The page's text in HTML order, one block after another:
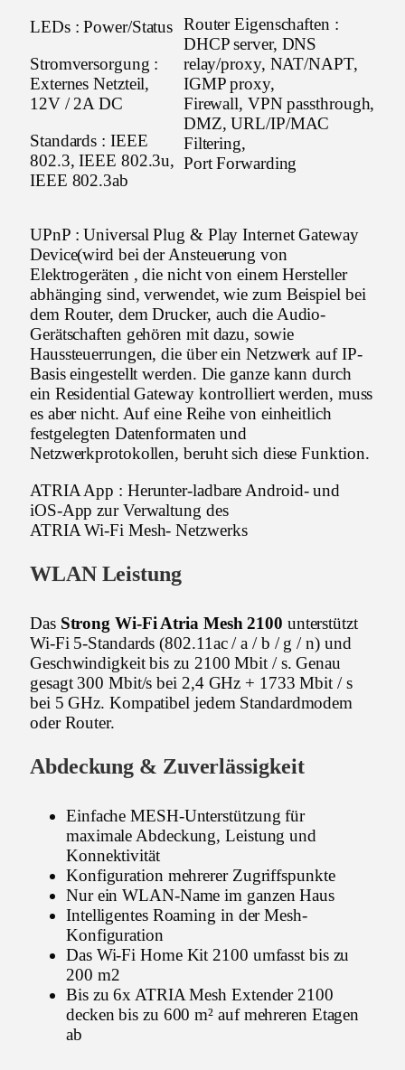
LEDs : Power/Status
Stromversorgung :
Externes Netzteil,
12V / 2A DC
Standards : IEEE
802.3, IEEE 802.3u,
IEEE 802.3ab
Router Eigenschaften :
DHCP server, DNS
relay/proxy, NAT/NAPT,
IGMP proxy,
Firewall, VPN passthrough,
DMZ, URL/IP/MAC
Filtering,
Port Forwarding
UPnP : Universal Plug & Play Internet Gateway
Device(wird bei der Ansteuerung von
Elektrogeräten , die nicht von einem Hersteller
abhänging sind, verwendet, wie zum Beispiel bei
dem Router, dem Drucker, auch die Audio-
Gerätschaften gehören mit dazu, sowie
Haussteuerrungen, die über ein Netzwerk auf IP-
Basis eingestellt werden. Die ganze kann durch
ein Residential Gateway kontrolliert werden, muss
es aber nicht. Auf eine Reihe von einheitlich
festgelegten Datenformaten und
Netzwerkprotokollen, beruht sich diese Funktion.
ATRIA App : Herunter-ladbare Android- und
iOS-App zur Verwaltung des
ATRIA Wi-Fi Mesh- Netzwerks
WLAN Leistung
Das Strong Wi-Fi Atria Mesh 2100 unterstützt
Wi-Fi 5-Standards (802.11ac / a / b / g / n) und
Geschwindigkeit bis zu 2100 Mbit / s. Genau
gesagt 300 Mbit/s bei 2,4 GHz + 1733 Mbit / s
bei 5 GHz. Kompatibel jedem Standardmodem
oder Router.
Abdeckung & Zuverlässigkeit
Einfache MESH-Unterstützung für
maximale Abdeckung, Leistung und
Konnektivität
Konfiguration mehrerer Zugriffspunkte
Nur ein WLAN-Name im ganzen Haus
Intelligentes Roaming in der Mesh-
Konfiguration
Das Wi-Fi Home Kit 2100 umfasst bis zu
200 m2
Bis zu 6x ATRIA Mesh Extender 2100
decken bis zu 600 m² auf mehreren Etagen
ab